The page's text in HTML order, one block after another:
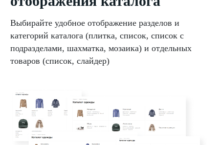
Выбирайте удобное отображение разделов и
категорий каталога (плитка, список, список с
подразделами, шахматка, мозаика) и отдельных
товаров (список, слайдер)